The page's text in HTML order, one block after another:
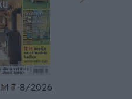
7-8/2026